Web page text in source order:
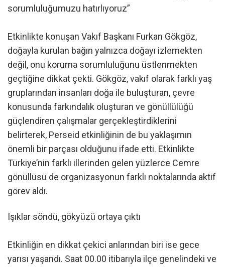
sorumluluğumuzu hatırlıyoruz”
Etkinlikte konuşan Vakıf Başkanı Furkan Gökgöz,
doğayla kurulan bağın yalnızca doğayı izlemekten
değil, onu koruma sorumluluğunu üstlenmekten
geçtiğine dikkat çekti. Gökgöz, vakıf olarak farklı yaş
gruplarından insanları doğa ile buluşturan, çevre
konusunda farkındalık oluşturan ve gönüllülüğü
güçlendiren çalışmalar gerçekleştirdiklerini
belirterek, Perseid etkinliğinin de bu yaklaşımın
önemli bir parçası olduğunu ifade etti. Etkinlikte
Türkiye’nin farklı illerinden gelen yüzlerce Cemre
gönüllüsü de organizasyonun farklı noktalarında aktif
görev aldı.
Işıklar söndü, gökyüzü ortaya çıktı
Etkinliğin en dikkat çekici anlarından biri ise gece
yarısı yaşandı. Saat 00.00 itibarıyla ilçe genelindeki ve